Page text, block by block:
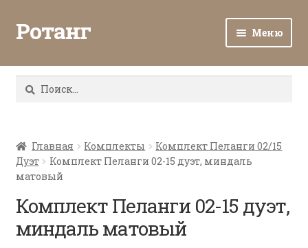
Ротанг Меню
Каталог
Все о ротанге
Ротанг оптом
Контакты
Найти:
Главная Комплекты
Комплект Пеланги 02/15
Дуэт
Комплект Пеланги 02-15 дуэт, миндаль
матовый
Комплект Пеланги 02-15 дуэт,
миндаль матовый